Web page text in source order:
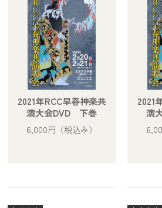
2021年RCC早春神楽共
演大会DVD 下巻
6,000円 （税込み）
2021
演